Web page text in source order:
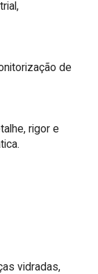
de
rigor e
vidradas,